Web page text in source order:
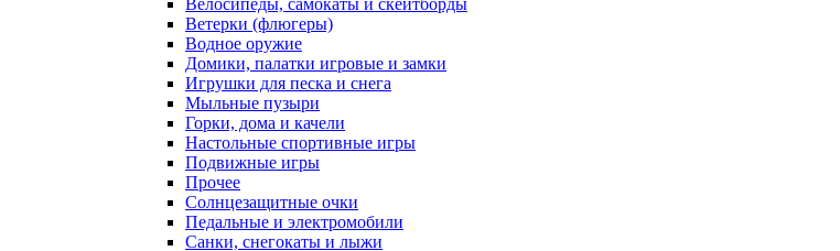
Велосипеды, самокаты и скейтборды
Ветерки (флюгеры)
Водное оружие
Домики, палатки игровые и замки
Игрушки для песка и снега
Мыльные пузыри
Горки, дома и качели
Настольные спортивные игры
Подвижные игры
Прочее
Солнцезащитные очки
Педальные и электромобили
Санки, снегокаты и лыжи